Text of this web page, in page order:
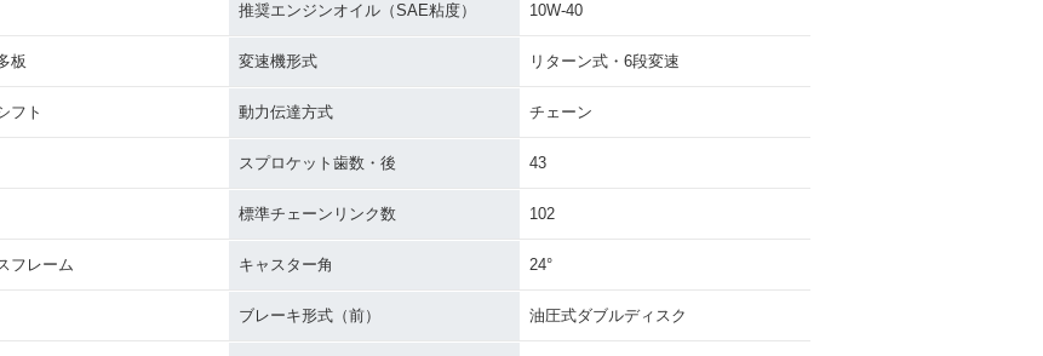
推奨エンジンオイル（SAE粘度） 10W-40
板 変速機形式 リターン式・6段変速
フト 動力伝達方式 チェーン
スプロケット歯数・後 43
標準チェーンリンク数 102
フレーム キャスター角 24°
ブレーキ形式（前） 油圧式ダブルディスク